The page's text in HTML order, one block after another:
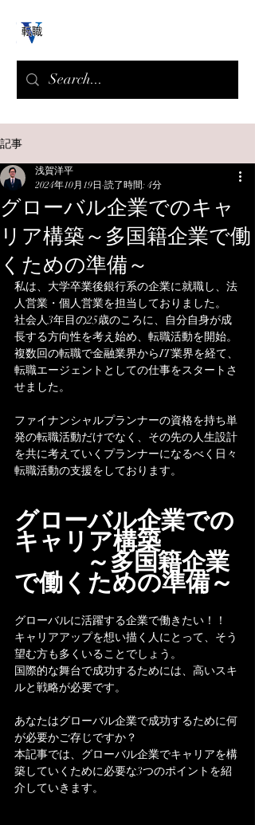
記事
グローバル企業でのキャ
リア構築～多国籍企業で働
くための準備～
浅賀洋平
2024年10月19日 読了時間: 4分
私は、大学卒業後銀行系の企業に就職し、法
人営業・個人営業を担当しておりました。
社会人3年目の25歳のころに、自分自身が成
長する方向性を考え始め、転職活動を開始。
複数回の転職で金融業界からIT業界を経て、
転職エージェントとしての仕事をスタートさ
せました。
ファイナンシャルプランナーの資格を持ち単
発の転職活動だけでなく、その先の人生設計
を共に考えていくプランナーになるべく日々
転職活動の支援をしております。
グローバル企業での
キャリア構築
～多国籍企業
で働くための準備～
グローバルに活躍する企業で働きたい！！
キャリアアップを想い描く人にとって、そう
望む方も多くいることでしょう。
国際的な舞台で成功するためには、高いスキ
ルと戦略が必要です。
あなたはグローバル企業で成功するために何
が必要かご存じですか？
本記事では、グローバル企業でキャリアを構
築していくために必要な3つのポイントを紹
介していきます。